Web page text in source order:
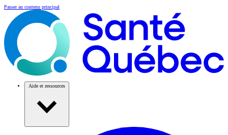
Passer au contenu principal
Aide et ressources